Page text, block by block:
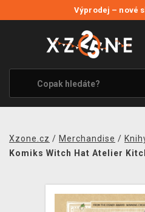
Výprodej – nové
VÝPRODEJ
VIDEOHRY
XZONE ORIGINALS
TÉMATIKY
MERCHANDISE
Xzone.cz / Merchandise /
Komiks Witch Hat Atelier